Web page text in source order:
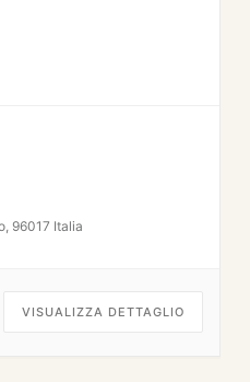
96017 Italia
VISUALIZZA DETTAGLIO